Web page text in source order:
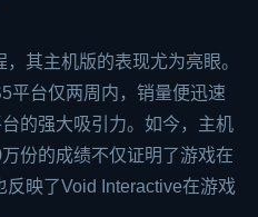
其主机版的表现尤为亮眼。
平台仅两周内，销量便迅速
的强大吸引力。如今，主机
份的成绩不仅证明了游戏在
映了Void Interactive在游戏